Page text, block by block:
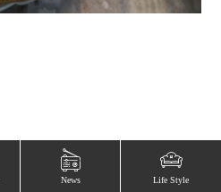
News Life Style